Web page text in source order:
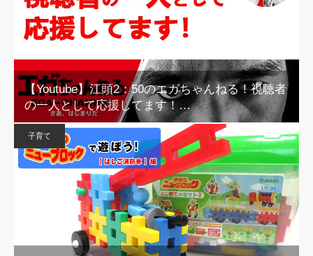
【Youtube】江頭2：50のエガちゃんねる！視聴者
の一人として応援してます！…
子育て